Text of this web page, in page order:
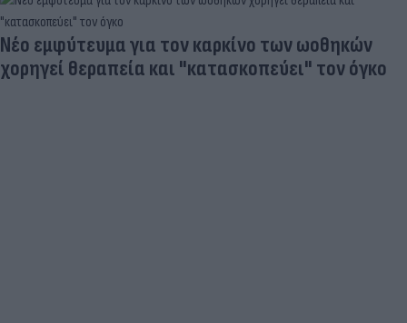
Νέο εμφύτευμα για τον καρκίνο των ωοθηκών
χορηγεί θεραπεία και "κατασκοπεύει" τον όγκο